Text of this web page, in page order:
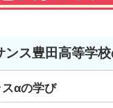
ンス豊田高等学
αの学び